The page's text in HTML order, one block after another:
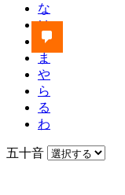
な
は
ひ
ま
や
ら
る
わ
五十音